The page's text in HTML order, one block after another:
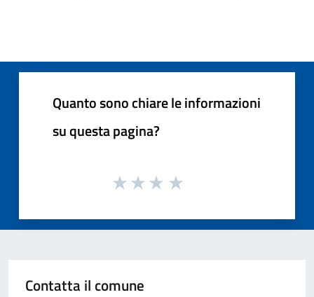
Quanto sono chiare le informazioni
su questa pagina?
Contatta il comune